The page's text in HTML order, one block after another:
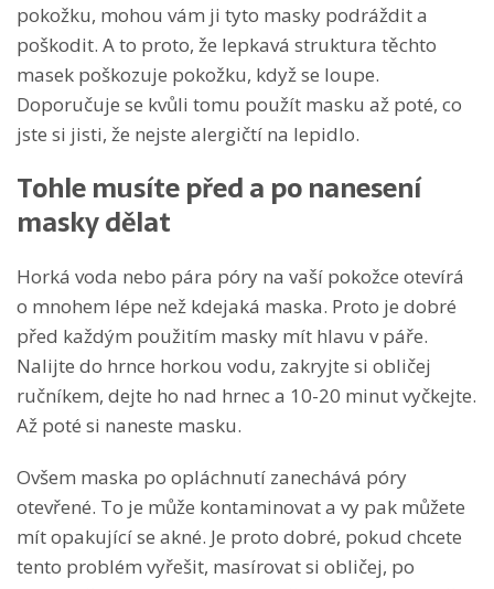
pokožku, mohou vám ji tyto masky podráždit a
poškodit. A to proto, že lepkavá struktura těchto
masek poškozuje pokožku, když se loupe.
Doporučuje se kvůli tomu použít masku až poté, co
jste si jisti, že nejste alergičtí na lepidlo.
Tohle musíte před a po nanesení
masky dělat
Horká voda nebo pára póry na vaší pokožce otevírá
o mnohem lépe než kdejaká maska. Proto je dobré
před každým použitím masky mít hlavu v páře.
Nalijte do hrnce horkou vodu, zakryjte si obličej
ručníkem, dejte ho nad hrnec a 10-20 minut vyčkejte.
Až poté si naneste masku.
Ovšem maska po opláchnutí zanechává póry
otevřené. To je může kontaminovat a vy pak můžete
mít opakující se akné. Je proto dobré, pokud chcete
tento problém vyřešit, masírovat si obličej, po